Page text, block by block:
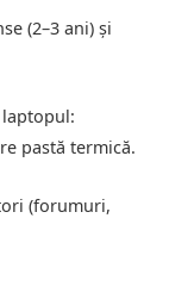
(2–3 ani) și
pastă termică.
(forumuri,